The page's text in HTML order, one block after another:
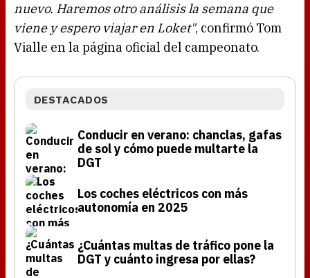
nuevo. Haremos otro análisis la semana que
viene y espero viajar en Loket", confirmó Tom
Vialle en la página oficial del campeonato.
DESTACADOS
Conducir en verano: chanclas, gafas
de sol y cómo puede multarte la
DGT
Los coches eléctricos con más
autonomía en 2025
¿Cuántas multas de tráfico pone la
DGT y cuánto ingresa por ellas?